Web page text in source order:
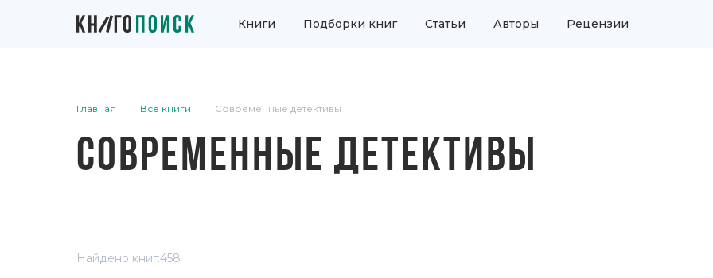
Книги Подборки книг Статьи Авторы Рецензии
Главная Все книги Современные детективы
СОВРЕМЕННЫЕ ДЕТЕКТИВЫ
Найдено книг:458